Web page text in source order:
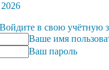
в свою учётную
Ваше имя
Ваш пароль